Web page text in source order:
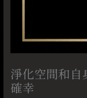
淨化空間和自
確幸